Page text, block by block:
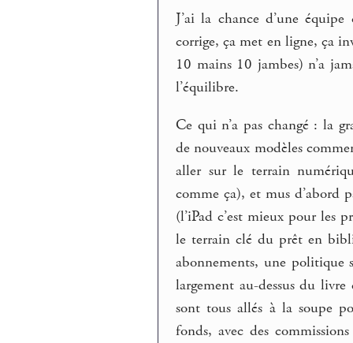
J’ai la chance d’une
corrige, ça met en ligne, ça
10 mains 10 jambes) n’a
l’équilibre.
Ce qui n’a pas changé : la
de nouveaux modèles
aller sur le terrain
comme ça), et mus d’abord
(l’iPad c’est mieux pour les
le terrain clé du prêt en
abonnements, une
largement au-dessus du
sont tous allés à la soupe
fonds, avec des